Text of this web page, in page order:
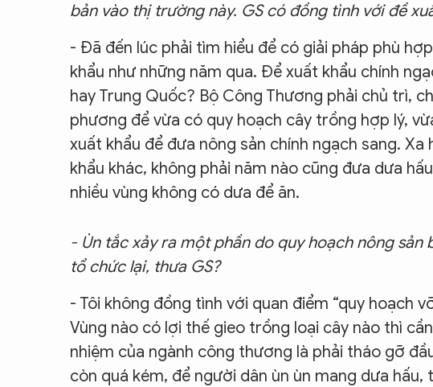
bản vào thị trường này. GS có đồng tình với đề
- Đã đến lúc phải tìm hiểu để có giải pháp phù
khẩu như những năm qua. Để xuất khẩu chính
hay Trung Quốc? Bộ Công Thương phải chủ trì,
phương để vừa có quy hoạch cây trồng hợp lý,
xuất khẩu để đưa nông sản chính ngạch sang.
khẩu khác, không phải năm nào cũng đưa dưa
nhiều vùng không có dưa để ăn.
- Ùn tắc xảy ra một phần do quy hoạch nông
tổ chức lại, thưa GS?
- Tôi không đồng tình với quan điểm “quy hoạch
Vùng nào có lợi thế gieo trồng loại cây nào thì
nhiệm của ngành công thương là phải tháo gỡ
còn quá kém, để người dân ùn ùn mang dưa hấu,